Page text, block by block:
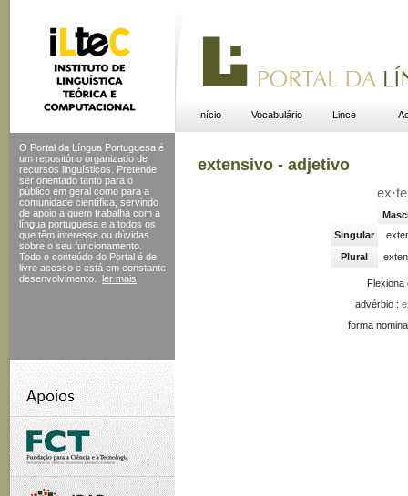
Início Vocabulário Lince
O Portal da Língua Portuguesa é
um repositório organizado de
recursos linguísticos. Pretende
ser orientado tanto para o
público em geral como para a
comunidade científica, servindo
de apoio a quem trabalha com a
língua portuguesa e a todos os
que têm interesse ou dúvidas
sobre o seu funcionamento.
Todo o conteúdo do Portal é de
livre acesso e está em constante
desenvolvimento.
ler mais
extensivo - adjetivo
ex·
Singular
Plural
advérbio :
forma